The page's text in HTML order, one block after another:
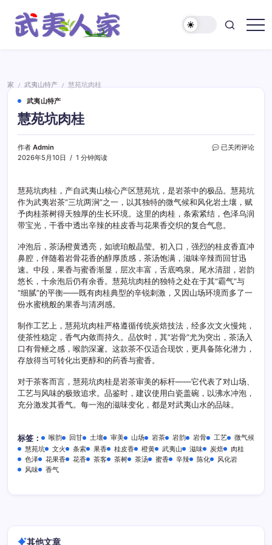
家
家 / 武夷山特产 /
慧苑坑肉桂
武夷山特产
慧苑坑肉桂
作者 Admin
2026年5月10日
1 分钟阅读
慧
桂
已关闭评论
慧苑坑肉桂，产自武夷山核心产区慧苑坑，是岩茶中的极品。慧苑坑
作为武夷岩茶“三坑两涧”之一，以其独特的微气候和风化岩土壤，赋
予肉桂茶树得天独厚的生长环境。这里的肉桂，条索紧结，色泽乌润
带宝光，干香中透出辛辣的桂皮香与花果香交织的复合气息。
冲泡后，茶汤橙黄透亮，如琥珀般晶莹。初入口，强烈的桂皮香直冲
鼻腔，伴随着岩骨花香的醇厚质感，茶汤饱满，滋味辛辣而回甘迅
速。中段，果香与蜜香渐显，层次丰富，舌底鸣泉。尾水清甜，岩韵
悠长，十余泡后仍有余香。慧苑坑肉桂的独特之处在于其“霸气”与
“细腻”的平衡——既有肉桂典型的辛锐刺激，又因山场环境而多了一
份水蜜桃般的果香与清冽感。
制作工艺上，慧苑坑肉桂严格遵循传统炭焙技法，经多次文火慢炖，
使茶性稳定，香气内敛而持久。品饮时，其“岩骨”尤为突出，茶汤入
口有骨鲠之感，喉韵深邃。这款茶不仅适合现饮，更具备陈化潜力，
存放得当可转化出更醇和的药香与蜜香。
对于茶客而言，慧苑坑肉桂是岩茶审美的标杆——它代表了对山场、
工艺与风味的极致追求。品鉴时，建议使用白瓷盖碗，以沸水冲泡，
充分激发其香气。每一泡的滋味变化，都是对武夷山水的品味。
标签： 喉韵 回甘 土壤 审美 山场 岩茶 岩韵 岩骨 工艺
微气候
慧苑坑
文火 条索 果香 桂皮香 橙黄 武夷山 滋味 炭焙
肉桂
色泽
花果香 花香 茶客 茶树 茶汤 蜜香 辛辣 陈化
风化岩
风味
香气
其他文章